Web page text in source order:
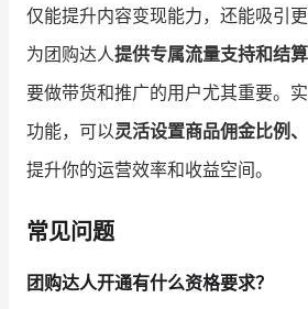
仅能提升内容变现能力，还能吸引
为团购达人提供专属流量支持和结
要做带货和推广的用户尤其重要。
功能，可以灵活设置商品佣金比例
提升你的运营效率和收益空间。
常见问题
团购达人开通有什么资格要求？